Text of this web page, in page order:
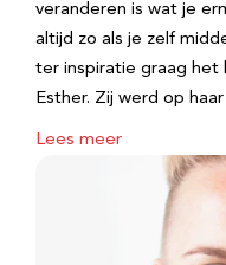
veranderen is wat je
altijd zo als je zelf
ter inspiratie graag het
Esther. Zij werd op
Lees meer